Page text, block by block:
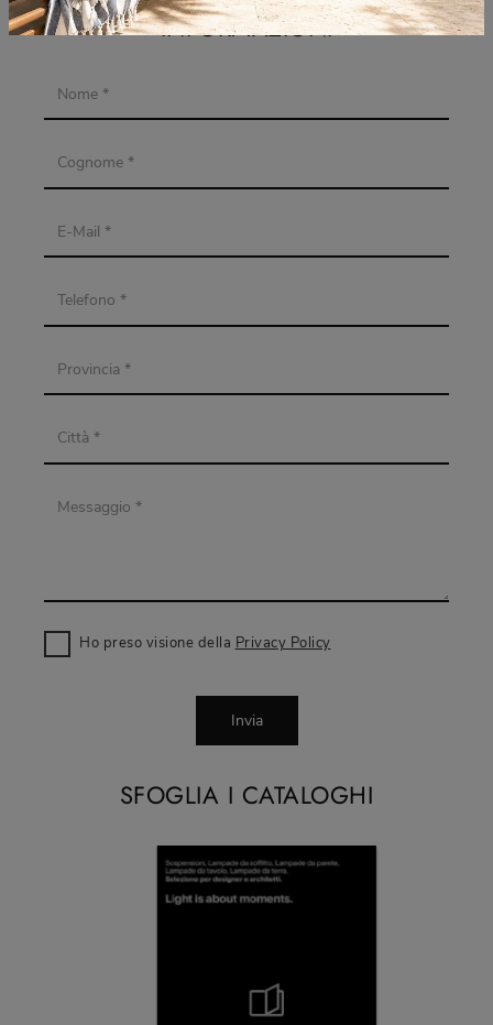
SFOGLIA I CATALOGHI
INFORMAZIONI
Ho preso visione della Privacy Policy
Invia